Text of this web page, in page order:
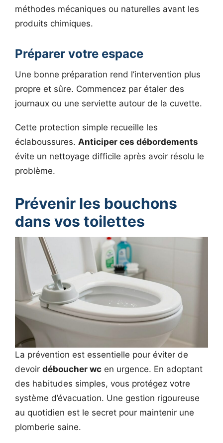
méthodes mécaniques ou naturelles avant les
produits chimiques.
Préparer votre espace
Une bonne préparation rend l’intervention plus
propre et sûre. Commencez par étaler des
journaux ou une serviette autour de la cuvette.
Cette protection simple recueille les
éclaboussures. Anticiper ces débordements
évite un nettoyage difficile après avoir résolu le
problème.
Prévenir les bouchons
dans vos toilettes
La prévention est essentielle pour éviter de
devoir déboucher wc en urgence. En adoptant
des habitudes simples, vous protégez votre
système d’évacuation. Une gestion rigoureuse
au quotidien est le secret pour maintenir une
plomberie saine.